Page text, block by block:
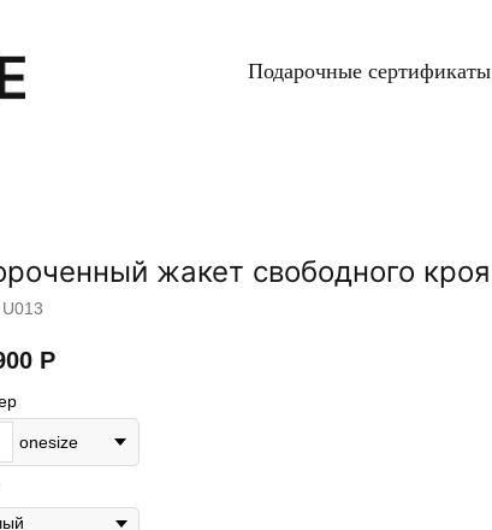
Подарочные сертификаты
жакет свободного кроя
U013
Р
onesize